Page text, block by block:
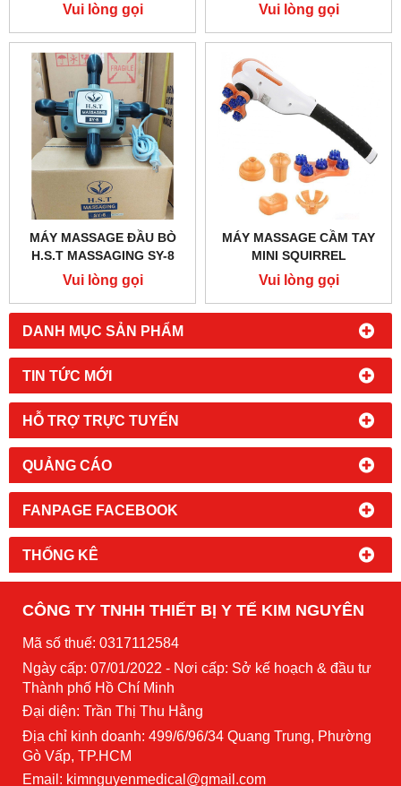
DANH MỤC SẢN PHẨM
TIN TỨC MỚI
HỖ TRỢ TRỰC TUYẾN
QUẢNG CÁO
FANPAGE FACEBOOK
THỐNG KÊ
Vui lòng gọi Vui lòng gọi
MÁY MASSAGE ĐẦU BÒ
H.S.T MASSAGING SY-8
Vui lòng gọi
MÁY MASSAGE CẦM TAY
MINI SQUIRREL
MASSAGER MSV5552
Vui lòng gọi
CÔNG TY TNHH THIẾT BỊ Y TẾ KIM NGUYÊN
Mã số thuế: 0317112584
Ngày cấp: 07/01/2022 - Nơi cấp: Sở kế hoạch & đầu tư
Thành phố Hồ Chí Minh
Đại diện: Trần Thị Thu Hằng
Địa chỉ kinh doanh: 499/6/96/34 Quang Trung, Phường
Gò Vấp, TP.HCM
Email: kimnguyenmedical@gmail.com